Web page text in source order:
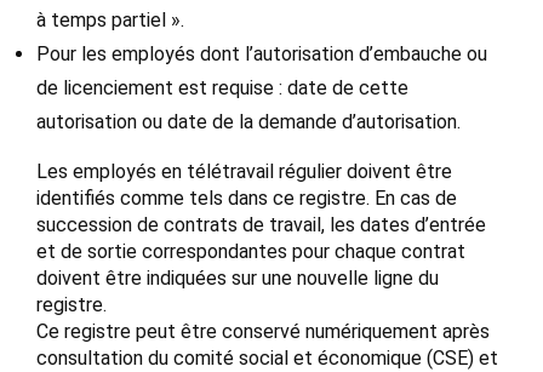
à temps partiel ».
Pour les employés dont l’autorisation d’embauche ou
de licenciement est requise : date de cette
autorisation ou date de la demande d’autorisation.
Les employés en télétravail régulier doivent être
identifiés comme tels dans ce registre. En cas de
succession de contrats de travail, les dates d’entrée
et de sortie correspondantes pour chaque contrat
doivent être indiquées sur une nouvelle ligne du
registre.
Ce registre peut être conservé numériquement après
consultation du comité social et économique (CSE) et